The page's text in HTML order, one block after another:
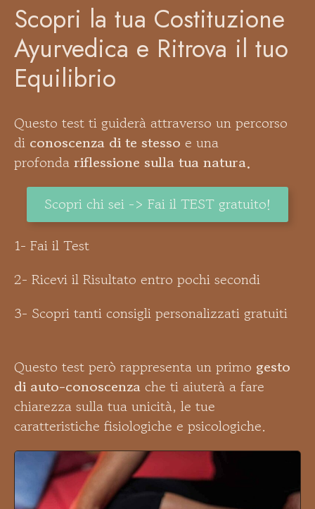
Scopri la tua Costituzione
Ayurvedica e Ritrova il tuo
Equilibrio
Questo test ti guiderà attraverso un percorso
di conoscenza di te stesso e una
profonda riflessione sulla tua natura.
Scopri chi sei -> Fai il TEST gratuito!
1- Fai il Test
2- Ricevi il Risultato entro pochi secondi
3- Scopri tanti consigli personalizzati gratuiti
Questo test però rappresenta un primo gesto
di auto-conoscenza che ti aiuterà a fare
chiarezza sulla tua unicità, le tue
caratteristiche fisiologiche e psicologiche.